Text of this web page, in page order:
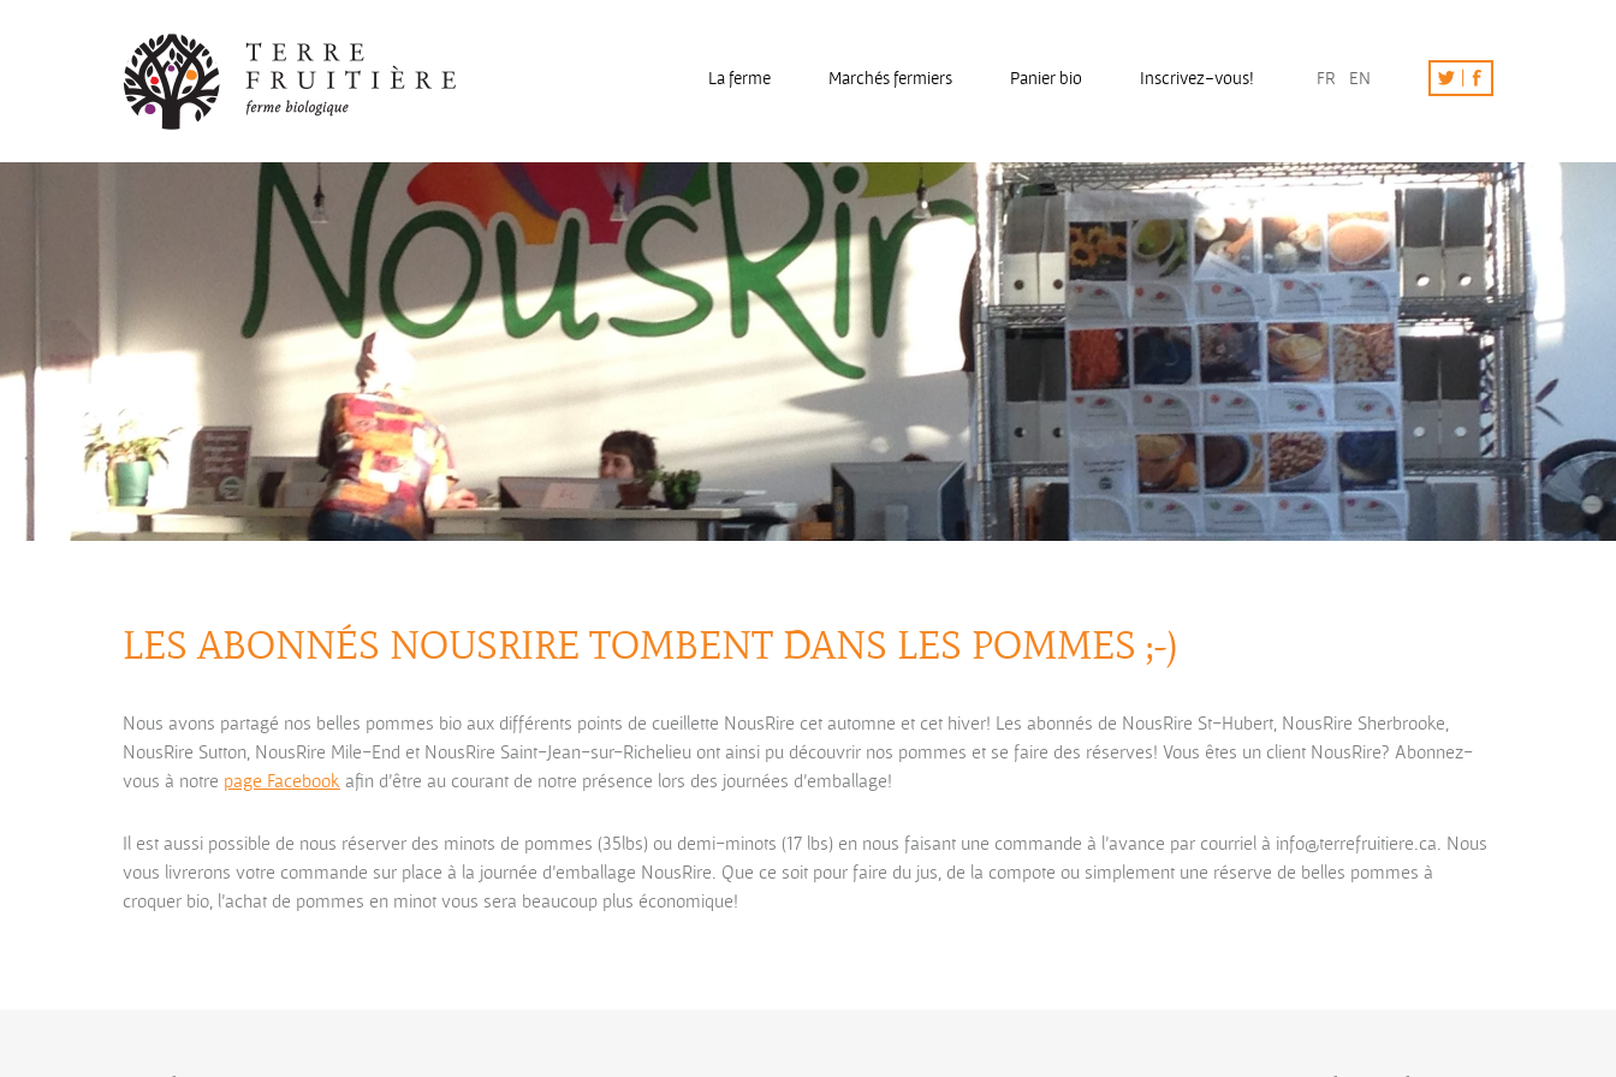
La ferme Marchés fermiers Panier bio Inscrivez-vous! FR EN
LES ABONNÉS NOUSRIRE TOMBENT DANS LES POMMES ;-)
Nous avons partagé nos belles pommes bio aux différents points de cueillette NousRire cet automne et cet hiver! Les abonnés de NousRire St-Hubert, NousRire Sherbrooke,
NousRire Sutton, NousRire Mile-End et NousRire Saint-Jean-sur-Richelieu ont ainsi pu découvrir nos pommes et se faire des réserves! Vous êtes un client NousRire? Abonnez-
vous à notre page Facebook afin d’être au courant de notre présence lors des journées d’emballage!
Il est aussi possible de nous réserver des minots de pommes (35lbs) ou demi-minots (17 lbs) en nous faisant une commande à l’avance par courriel à info@terrefruitiere.ca. Nous
vous livrerons votre commande sur place à la journée d’emballage NousRire. Que ce soit pour faire du jus, de la compote ou simplement une réserve de belles pommes à
croquer bio, l’achat de pommes en minot vous sera beaucoup plus économique!